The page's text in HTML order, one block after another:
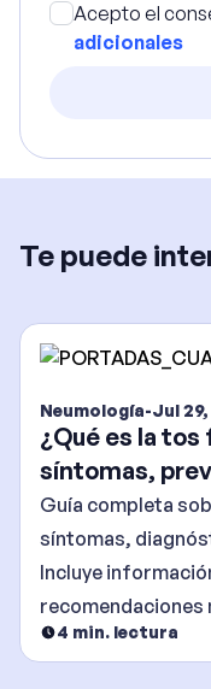
Acepto el
adicionales
Te puede
Neumología-Jul
¿Qué es la
síntomas,
Guía completa
síntomas,
Incluye
recomendaciones
4 min. lectura